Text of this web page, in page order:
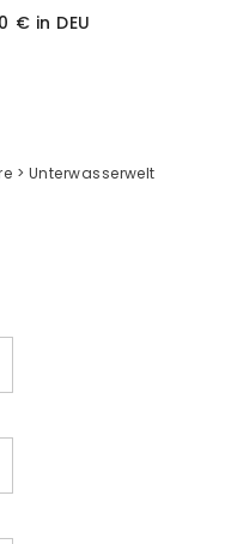
€ in DEU
> Unterwasserwelt